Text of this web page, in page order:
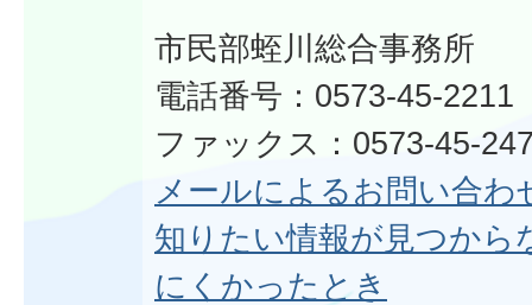
市民部蛭川総合事務所
電話番号：0573-45-2211
ファックス：0573-45-
メールによるお問い合わ
知りたい情報が見つから
にくかったとき